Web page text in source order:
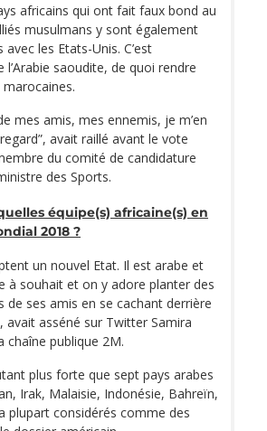
africains qui ont fait faux bond au
musulmans y sont également
les Etats-Unis. C’est
saoudite, de quoi rendre
mes amis, mes ennemis, je m’en
avait raillé avant le vote
du comité de candidature
des Sports.
équipe(s) africaine(s) en
2018 ?
un nouvel Etat. Il est arabe et
à souhait et on y adore planter des
de ses amis en se cachant derrière
avait asséné sur Twitter Samira
chaîne publique 2M.
plus forte que sept pays arabes
Irak, Malaisie, Indonésie, Bahreïn,
plupart considérés comme des